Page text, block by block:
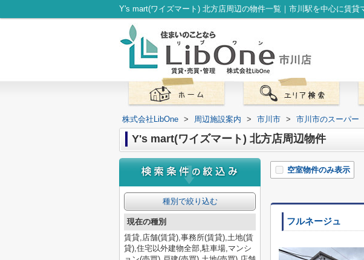
株式会社LibOne > 周辺施設案内 > 市川市 > 市川市のスーパー
Y's mart(ワイズマート) 北方店周辺物件
空室物件のみ表示
フルネージュ
種別で絞り込む
現在の種別
賃貸,店舗(賃貸),事務所(賃貸),土地(賃
貸),住宅以外建物全部,駐車場,マンシ